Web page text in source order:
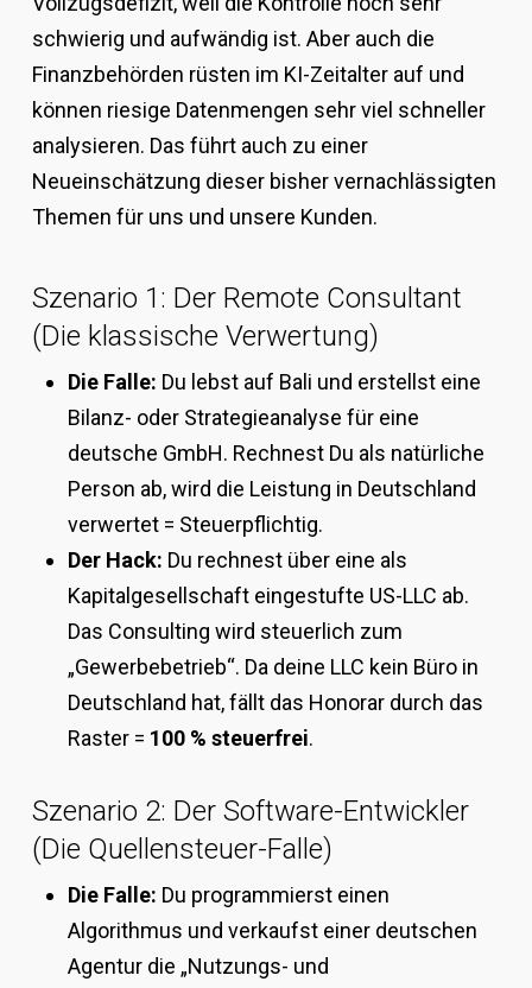
schwierig und aufwändig ist. Aber auch die
Finanzbehörden rüsten im KI-Zeitalter auf und
können riesige Datenmengen sehr viel schneller
analysieren. Das führt auch zu einer
Neueinschätzung dieser bisher vernachlässigten
Themen für uns und unsere Kunden.
Szenario 1: Der Remote Consultant
(Die klassische Verwertung)
Die Falle: Du lebst auf Bali und erstellst eine
Bilanz- oder Strategieanalyse für eine
deutsche GmbH. Rechnest Du als natürliche
Person ab, wird die Leistung in Deutschland
verwertet = Steuerpflichtig.
Der Hack: Du rechnest über eine als
Kapitalgesellschaft eingestufte US-LLC ab.
Das Consulting wird steuerlich zum
„Gewerbebetrieb“. Da deine LLC kein Büro in
Deutschland hat, fällt das Honorar durch das
Raster = 100 % steuerfrei.
Szenario 2: Der Software-Entwickler
(Die Quellensteuer-Falle)
Die Falle: Du programmierst einen
Algorithmus und verkaufst einer deutschen
Agentur die „Nutzungs- und